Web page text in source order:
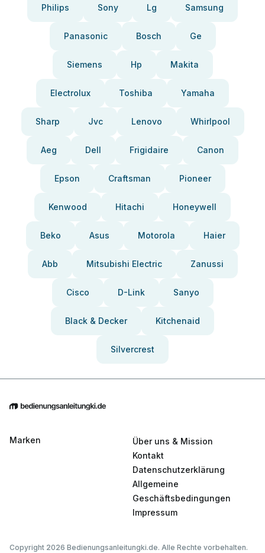
Philips Sony Lg Samsung
Panasonic Bosch Ge
Siemens Hp Makita
Electrolux Toshiba Yamaha
Sharp Jvc Lenovo Whirlpool
Aeg Dell Frigidaire Canon
Epson Craftsman Pioneer
Kenwood Hitachi Honeywell
Beko Asus Motorola Haier
Abb Mitsubishi Electric Zanussi
Cisco D-Link Sanyo
Black & Decker Kitchenaid
Silvercrest
Marken
Über uns & Mission
Kontakt
Datenschutzerklärung
Allgemeine
Geschäftsbedingungen
Impressum
Copyright 2026 Bedienungsanleitungki.de. Alle Rechte vorbehalten.